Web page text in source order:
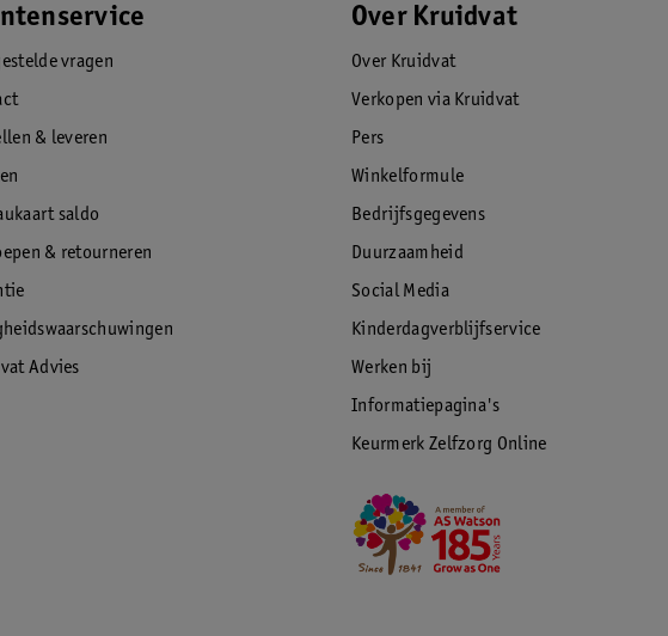
vragen
& leveren
saldo
& retourneren
Advies
Over Kruidvat
Over Kruidvat
Verkopen via Kruidvat
Pers
Winkelformule
Bedrijfsgegevens
Duurzaamheid
Social Media
Kinderdagverblijfservice
Werken bij
Informatiepagina's
Keurmerk Zelfzorg Online